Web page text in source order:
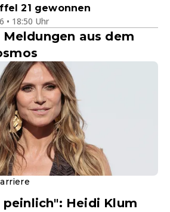
21 gewonnen
• 18:50 Uhr
aus dem
peinlich": Heidi Klum